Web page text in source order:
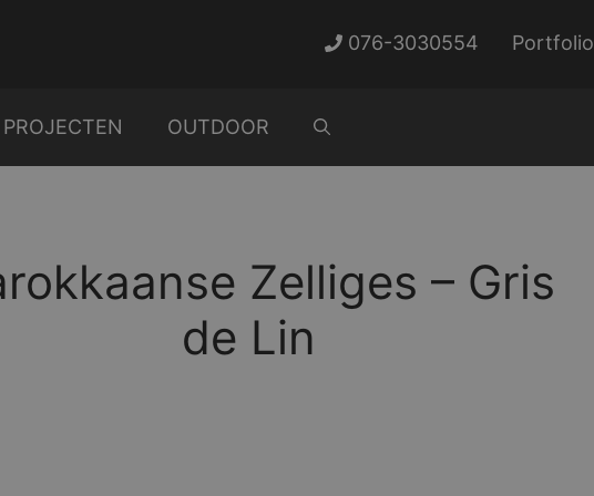
076-3030554 Portfolio
PROJECTEN OUTDOOR
Zelliges – Gris
de Lin